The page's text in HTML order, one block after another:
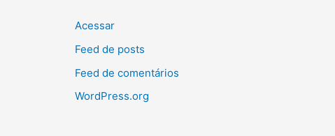
Acessar
Feed de posts
Feed de comentários
WordPress.org